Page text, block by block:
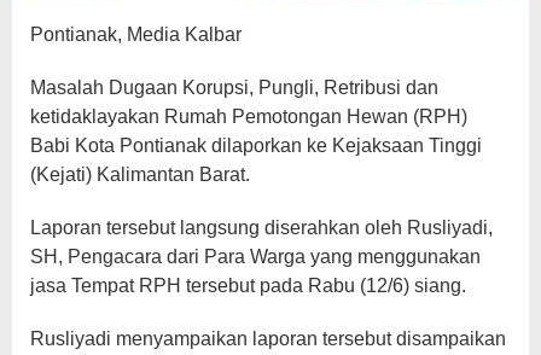
Pontianak, Media Kalbar
Masalah Dugaan Korupsi, Pungli, Retribusi dan
ketidaklayakan Rumah Pemotongan Hewan (RPH)
Babi Kota Pontianak dilaporkan ke Kejaksaan Tinggi
(Kejati) Kalimantan Barat.
Laporan tersebut langsung diserahkan oleh Rusliyadi,
SH, Pengacara dari Para Warga yang menggunakan
jasa Tempat RPH tersebut pada Rabu (12/6) siang.
Rusliyadi menyampaikan laporan tersebut disampaikan